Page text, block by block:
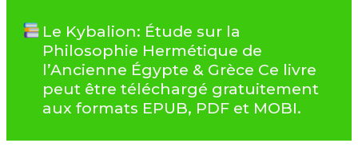
Le Kybalion: Étude sur la
Philosophie Hermétique de
l’Ancienne Égypte & Grèce Ce livre
peut être téléchargé gratuitement
aux formats EPUB, PDF et MOBI.